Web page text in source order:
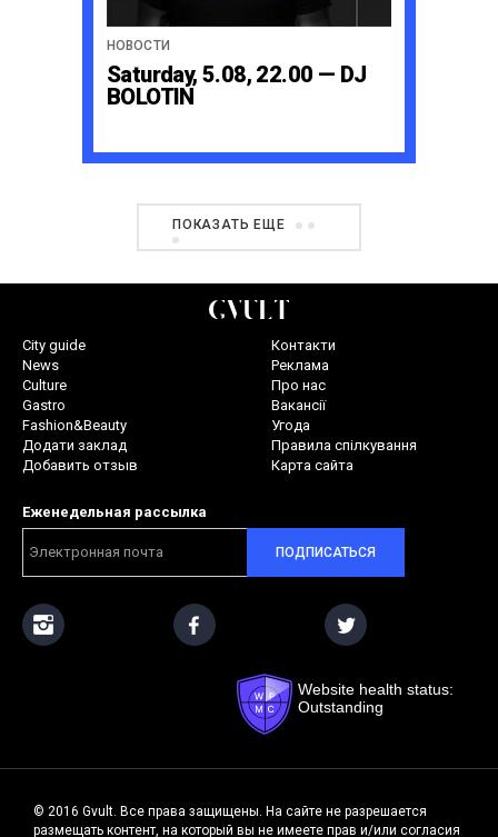
НОВОСТИ
Saturday, 5.08, 22.00 — DJ
BOLOTIN
ПОКАЗАТЬ ЕЩЕ
City guide
News
Culture
Gastro
Fashion&Beauty
Додати заклад
Добавить отзыв
Контакти
Реклама
Про нас
Вакансії
Угода
Правила спілкування
Карта сайта
Еженедельная рассылка
ПОДПИСАТЬСЯ
Website health status:
Outstanding
© 2016 Gvult. Все права защищены. На сайте не разрешается
размещать контент, на который вы не имеете прав и/или согласия